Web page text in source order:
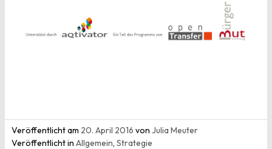
Veröffentlicht am 20. April 2016 von Julia Meuter
Veröffentlicht in Allgemein, Strategie